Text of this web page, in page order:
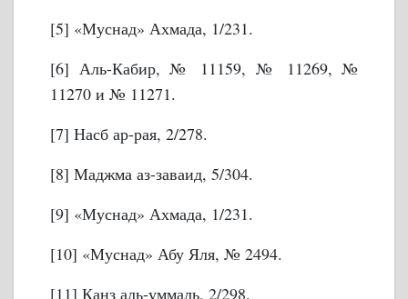
[5] «Муснад» Ахмада, 1/231.
[6] Аль-Кабир, № 11159, № 11269, №
11270 и № 11271.
[7] Насб ар-рая, 2/278.
[8] Маджма аз-заваид, 5/304.
[9] «Муснад» Ахмада, 1/231.
[10] «Муснад» Абу Яля, № 2494.
[11] Канз аль-уммаль, 2/298.